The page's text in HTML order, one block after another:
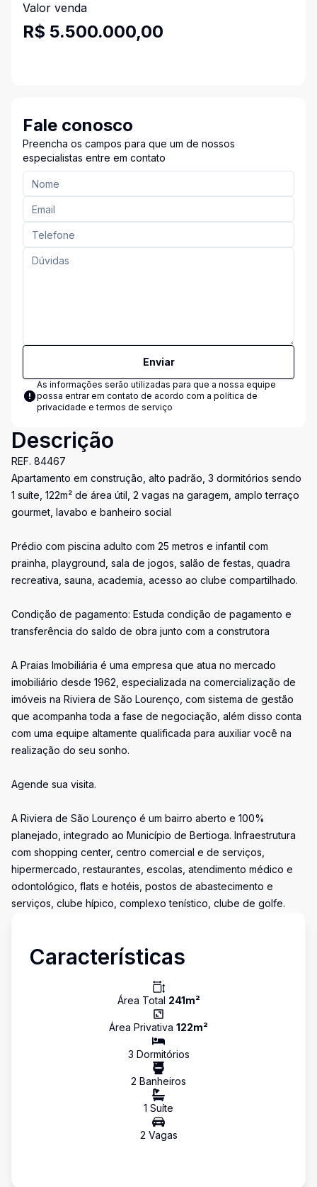
Valor venda
R$ 5.500.000,00
Fale conosco
Preencha os campos para que um de nossos
especialistas entre em contato
Enviar
As informações serão utilizadas para que a nossa equipe
possa entrar em contato de acordo com a política de
privacidade e termos de serviço
Descrição
REF. 84467
Apartamento em construção, alto padrão, 3 dormitórios sendo
1 suíte, 122m² de área útil, 2 vagas na garagem, amplo terraço
gourmet, lavabo e banheiro social
Prédio com piscina adulto com 25 metros e infantil com
prainha, playground, sala de jogos, salão de festas, quadra
recreativa, sauna, academia, acesso ao clube compartilhado.
Condição de pagamento: Estuda condição de pagamento e
transferência do saldo de obra junto com a construtora
A Praias Imobiliária é uma empresa que atua no mercado
imobiliário desde 1962, especializada na comercialização de
imóveis na Riviera de São Lourenço, com sistema de gestão
que acompanha toda a fase de negociação, além disso conta
com uma equipe altamente qualificada para auxiliar você na
realização do seu sonho.
Agende sua visita.
A Riviera de São Lourenço é um bairro aberto e 100%
planejado, integrado ao Município de Bertioga. Infraestrutura
com shopping center, centro comercial e de serviços,
hipermercado, restaurantes, escolas, atendimento médico e
odontológico, flats e hotéis, postos de abastecimento e
serviços, clube hípico, complexo tenístico, clube de golfe.
Características
Área Total 241m²
Área Privativa 122m²
3 Dormitórios
2 Banheiros
1 Suíte
2 Vagas